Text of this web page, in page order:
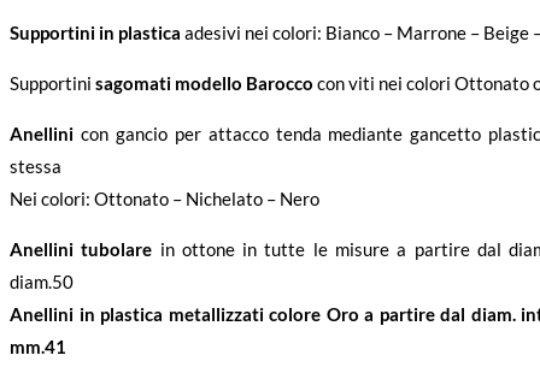
Supportini in plastica adesivi nei colori: Bianco – Marrone – Beige
Supportini sagomati modello Barocco con viti nei colori Ottonato
Anellini con gancio per attacco tenda mediante gancetto
stessa
Nei colori: Ottonato – Nichelato – Nero
Anellini tubolare in ottone in tutte le misure a partire dal
diam.50
Anellini in plastica metallizzati colore Oro a partire dal diam.
mm.41